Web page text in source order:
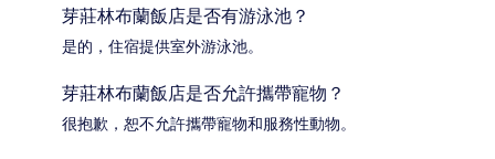
芽莊林布蘭飯店是否有游泳池？
是的，住宿提供室外游泳池。
芽莊林布蘭飯店是否允許攜帶寵物？
很抱歉，恕不允許攜帶寵物和服務性動物。